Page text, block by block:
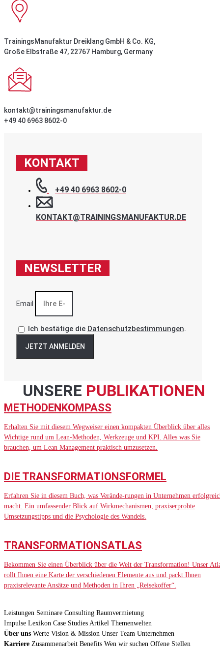
TrainingsManufaktur Dreiklang GmbH & Co. KG,
Große Elbstraße 47, 22767 Hamburg, Germany
kontakt@trainingsmanufaktur.de
+49 40 6963 8602-0
KONTAKT
+49 40 6963 8602-0
KONTAKT@TRAININGSMANUFAKTUR.DE
NEWSLETTER
Email
Ich bestätige die Datenschutzbestimmungen.
JETZT ANMELDEN
UNSERE PUBLIKATIONEN
METHODENKOMPASS
Erhalten Sie mit diesem Wegweiser einen kompakten Überblick über alles
Wichtige rund um Lean-Methoden, Werkzeuge und KPI. Alles was Sie
brauchen, um Lean Management praktisch umzusetzen.
DIE TRANSFORMATIONSFORMEL
Erfahren Sie in diesem Buch, was Verände-rungen in Unternehmen
macht. Ein umfassender Blick auf Wirkmechanismen, praxiserprobte
Umsetzungstipps und die Psychologie des Wandels.
TRANSFORMATIONSATLAS
Bekommen Sie einen Überblick über die Welt der Transformation! Unser
rollt Ihnen eine Karte der verschiedenen Elemente aus und packt Ihnen
praxisrelevante Ansätze und Methoden in Ihren „Reisekoffer“.
Leistungen Seminare Consulting Raumvermietung
Impulse Lexikon Case Studies Artikel Themenwelten
Über uns Werte Vision & Mission Unser Team Unternehmen
Karriere Zusammenarbeit Benefits Wen wir suchen Offene Stellen